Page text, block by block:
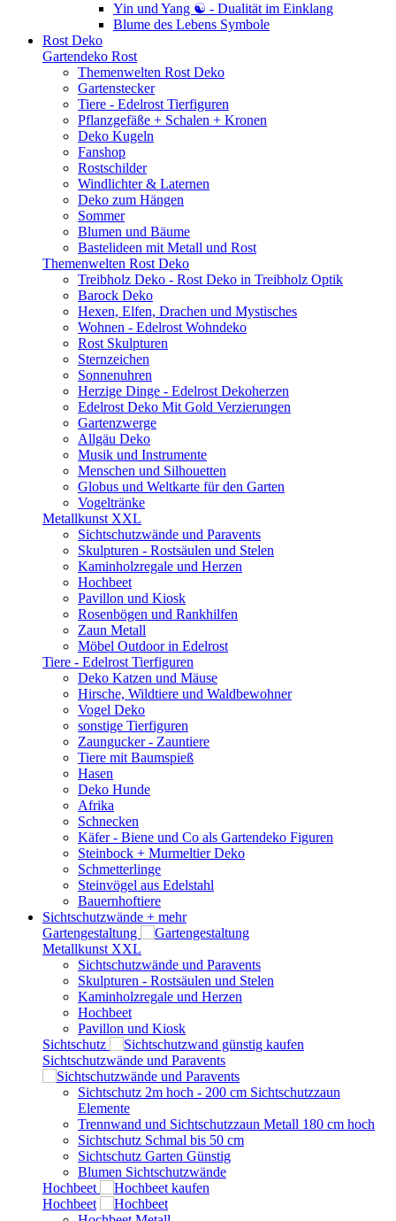
Yin und Yang ☯ - Dualität im Einklang
Blume des Lebens Symbole
Rost Deko
Gartendeko Rost
Themenwelten Rost Deko
Gartenstecker
Tiere - Edelrost Tierfiguren
Pflanzgefäße + Schalen + Kronen
Deko Kugeln
Fanshop
Rostschilder
Windlichter & Laternen
Deko zum Hängen
Sommer
Blumen und Bäume
Bastelideen mit Metall und Rost
Themenwelten Rost Deko
Treibholz Deko - Rost Deko in Treibholz Optik
Barock Deko
Hexen, Elfen, Drachen und Mystisches
Wohnen - Edelrost Wohndeko
Rost Skulpturen
Sternzeichen
Sonnenuhren
Herzige Dinge - Edelrost Dekoherzen
Edelrost Deko Mit Gold Verzierungen
Gartenzwerge
Allgäu Deko
Musik und Instrumente
Menschen und Silhouetten
Globus und Weltkarte für den Garten
Vogeltränke
Metallkunst XXL
Sichtschutzwände und Paravents
Skulpturen - Rostsäulen und Stelen
Kaminholzregale und Herzen
Hochbeet
Pavillon und Kiosk
Rosenbögen und Rankhilfen
Zaun Metall
Möbel Outdoor in Edelrost
Tiere - Edelrost Tierfiguren
Deko Katzen und Mäuse
Hirsche, Wildtiere und Waldbewohner
Vogel Deko
sonstige Tierfiguren
Zaungucker - Zauntiere
Tiere mit Baumspieß
Hasen
Deko Hunde
Afrika
Schnecken
Käfer - Biene und Co als Gartendeko Figuren
Steinbock + Murmeltier Deko
Schmetterlinge
Steinvögel aus Edelstahl
Bauernhoftiere
Sichtschutzwände + mehr
Gartengestaltung
Metallkunst XXL
Sichtschutzwände und Paravents
Skulpturen - Rostsäulen und Stelen
Kaminholzregale und Herzen
Hochbeet
Pavillon und Kiosk
Sichtschutz
Sichtschutzwände und Paravents
Sichtschutz 2m hoch - 200 cm Sichtschutzzaun
Elemente
Trennwand und Sichtschutzzaun Metall 180 cm hoch
Sichtschutz Schmal bis 50 cm
Sichtschutz Garten Günstig
Blumen Sichtschutzwände
Hochbeet
Hochbeet